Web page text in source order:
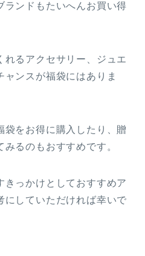
ランドもたいへんお買い得
れるアクセサリー、ジュエ
ャンスが福袋にはありま
袋をお得に購入したり、贈
るのもおすすめです。
きっかけとしておすすめア
にしていただければ幸いで